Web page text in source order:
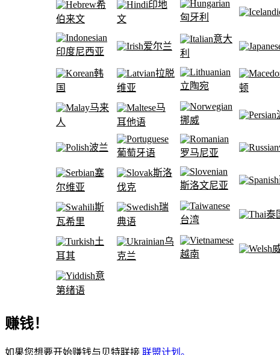
希
伯来文
印地
文
匈牙利
印度尼西亚
爱尔兰
意大
利
韩
国
拉脱
维亚
立陶宛
顿
马来
人
马
耳他语
挪威
波兰
葡萄牙语 罗马尼亚
塞
尔维亚
斯洛
伐克
斯洛文尼亚
斯
瓦希里
瑞
典语
台湾
泰
土
耳其
乌
克兰
越南
意
第绪语
赚钱！
如果您想要开始赚钱与贝特联接 联盟计划。